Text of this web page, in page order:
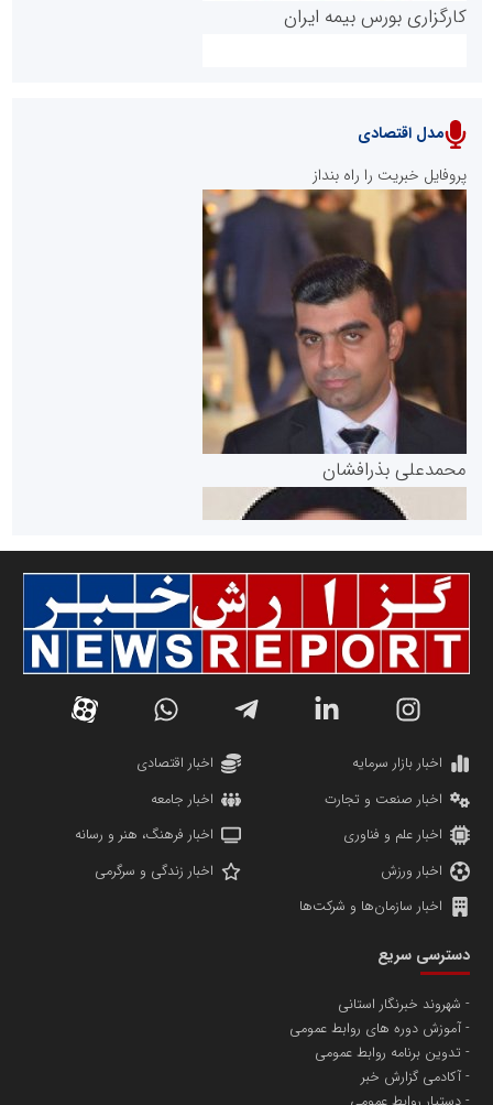
پایگاه خبری نهضت ملی مسکن
پایگاه خبری گفتمان یزد
دانشگاه سئوی ایران
پایگاه اطلاع رسانی اعتلای نهادهای مردمی
کارگزاری بورس بیمه ایران
سازمان بورس و اوراق بهادار
مرجع اخبار موثق در بازارسرمایه
سازمان صنعت،معدن و تجارت
تامین آهن اسفنجی تولیدکنندگان فولاد در کشور
مدل اقتصادی
پروفایل خبریت را راه بنداز
محمدعلی بذرافشان
مریم حاج نوروز نظری
مسعودصادقی
اخبار بازار سرمایه
اخبار اقتصادی
اخبار صنعت و تجارت
اخبار جامعه
اخبار علم و فناوری
اخبار فرهنگ، هنر و رسانه
اخبار ورزش
اخبار زندگی و سرگرمی
اخبار سازمان‌ها و شرکت‌ها
دسترسی سریع
شهروند خبرنگار استانی
آموزش دوره های روابط عمومی
تدوین برنامه روابط عمومی
آکادمی گزارش خبر